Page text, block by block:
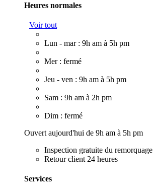
Heures normales
Voir tout
Lun - mar : 9h am à 5h pm
Mer : fermé
Jeu - ven : 9h am à 5h pm
Sam : 9h am à 2h pm
Dim : fermé
Ouvert aujourd'hui de 9h am à 5h pm
Inspection gratuite du remorquage
Retour client 24 heures
Services